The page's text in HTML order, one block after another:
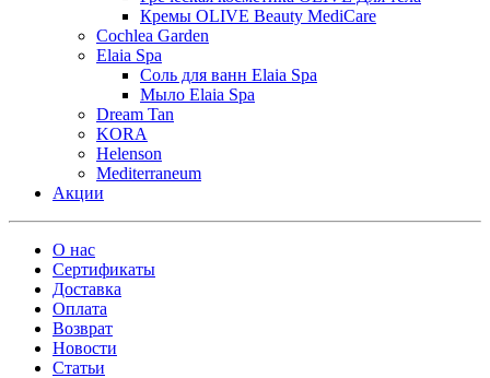
Кремы OLIVE Beauty MediCare
Cochlea Garden
Elaia Spa
Соль для ванн Elaia Spa
Мыло Elaia Spa
Dream Tan
KORA
Helenson
Mediterraneum
Акции
О нас
Сертификаты
Доставка
Оплата
Возврат
Новости
Статьи